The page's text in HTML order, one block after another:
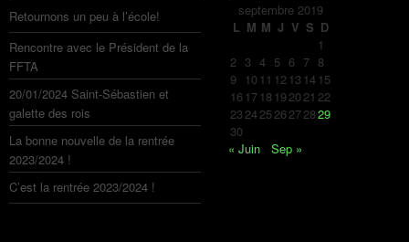
Retournons un peu à l’école!
Rencontre avec le Président de la
FFTA
20/01/2024 Saint-Sébastien et
galette des rois
La bonne nouvelle de la rentrée
2023/2024 !
C’est la rentrée 2023/2024 !
septembre 2019
L M M J V S D
1
2 3 4 5 6 7 8
9 10 11 12 13 14 15
16 17 18 192021 22
23242526272829
30
« Juin
Sep »